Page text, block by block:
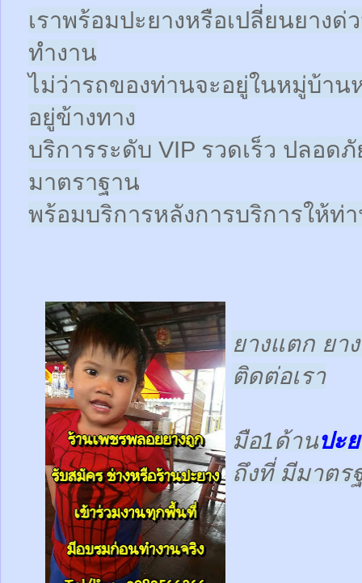
เราพร้อมปะยางหรือเปลี่ยนยาง
ทำงาน
ไม่ว่ารถของท่านจะอยู่ในหมู่บ้า
อยู่ข้างทาง
บริการระดับ VIP รวดเร็ว ปลอด
มาตราฐาน
พร้อมบริการหลังการบริการให้ท่
ยางแตก ยา
ติดต่อเรา
มือ1ด้านปะ
ถึงที่ มีมาตร